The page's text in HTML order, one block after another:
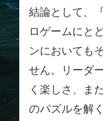
結論として、
ロゲームにと
ンにおいても
せん。リーダ
く楽しさ、ま
のパズルを解